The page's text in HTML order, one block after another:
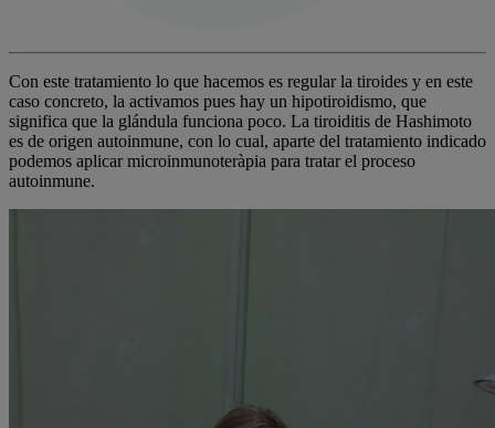
Con este tratamiento lo que hacemos es regular la tiroides y en este
caso concreto, la activamos pues hay un hipotiroidismo, que
significa que la glándula funciona poco. La tiroiditis de Hashimoto
es de origen autoinmune, con lo cual, aparte del tratamiento indicado
podemos aplicar microinmunoteràpia para tratar el proceso
autoinmune.